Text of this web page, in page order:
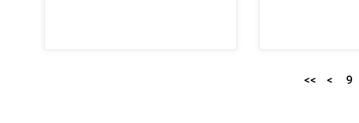
<< < 9